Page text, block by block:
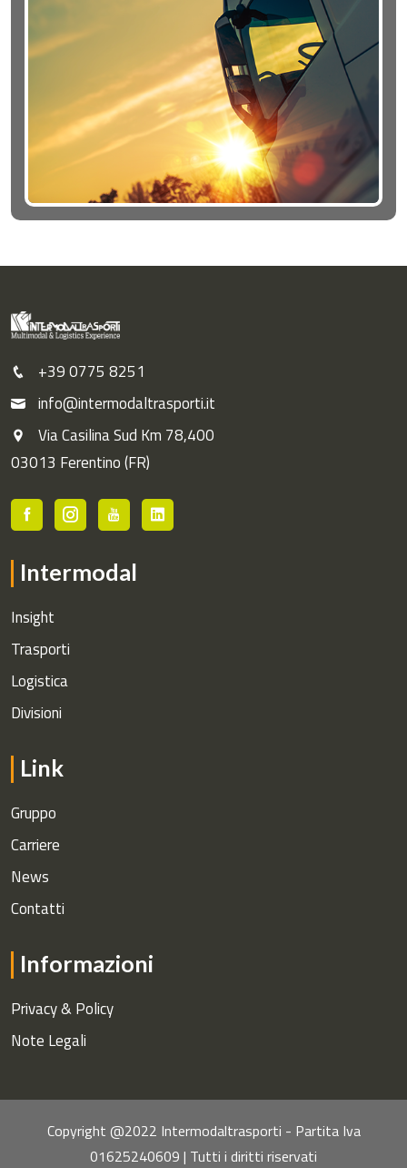
+39 0775 8251
info@intermodaltrasporti.it
Via Casilina Sud Km 78,400
03013 Ferentino (FR)
Intermodal
Insight
Trasporti
Logistica
Divisioni
Link
Gruppo
Carriere
News
Contatti
Informazioni
Privacy & Policy
Note Legali
Copyright @2022 Intermodaltrasporti - Partita Iva
01625240609 | Tutti i diritti riservati